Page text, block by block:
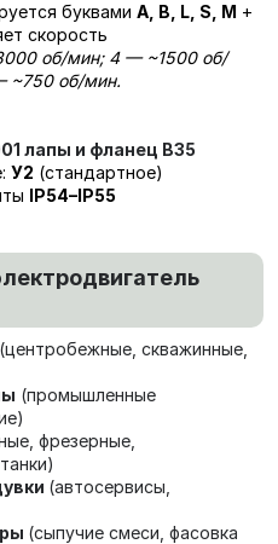
буквами А, В, L, S, М +
скорость
об/мин; 4 — ~1500 об/
~750 об/мин.
лапы и фланец В35
У2 (стандартное)
IP54–IP55
(центробежные, скважинные,
(промышленные
фрезерные,
(автосервисы,
(сыпучие смеси, фасовка